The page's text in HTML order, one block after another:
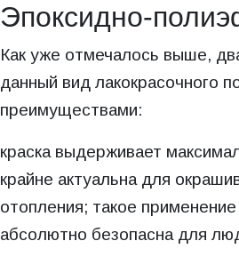
Эпоксидно-
Как уже отмечалось выше,
данный вид лакокрасочного
преимуществами:
краска выдерживает
крайне актуальна для
отопления; такое
абсолютно безопасна для